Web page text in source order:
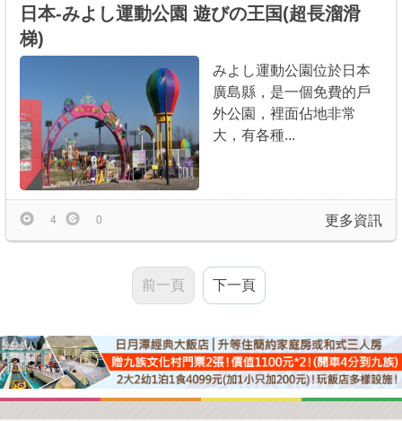
日本-みよし運動公園 遊びの王国(超長溜滑
梯)
みよし運動公園位於日本
廣島縣，是一個免費的戶
外公園，裡面佔地非常
大，有各種...
更多資訊
4 0
前一頁 下一頁